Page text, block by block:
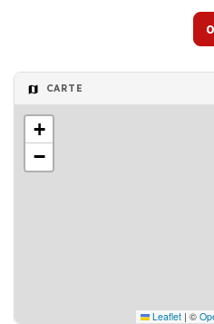
0
CARTE
+
−
Leaflet | ©